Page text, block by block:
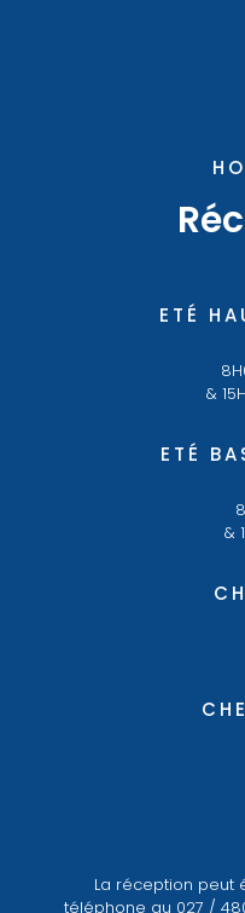
ETÉ
&
ETÉ
&
La réception peut
téléphone au 027 /